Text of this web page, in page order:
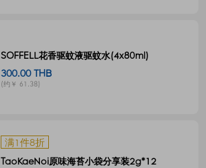
SOFFELL花香驱蚊液驱蚊水(4x80ml)
300.00 THB
(约￥ 61.38)
满1件8折
TaoKaeNoi原味海苔小袋分享装2g*12